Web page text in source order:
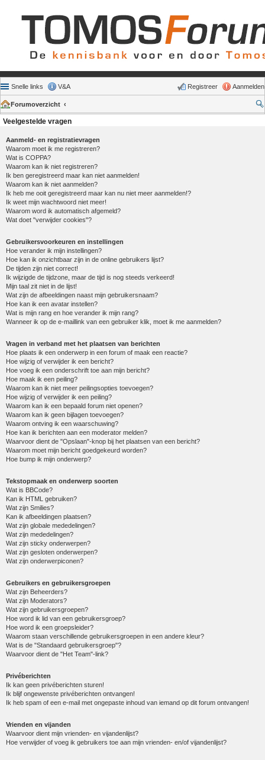
Snelle links V&A Aanmelden
Registreer
Forumoverzicht
Veelgestelde vragen
Aanmeld- en registratievragen
Waarom moet ik me registreren?
Wat is COPPA?
Waarom kan ik niet registreren?
Ik ben geregistreerd maar kan niet aanmelden!
Waarom kan ik niet aanmelden?
Ik heb me ooit geregistreerd maar kan nu niet meer aanmelden!?
Ik weet mijn wachtwoord niet meer!
Waarom word ik automatisch afgemeld?
Wat doet "verwijder cookies"?
Gebruikersvoorkeuren en instellingen
Hoe verander ik mijn instellingen?
Hoe kan ik onzichtbaar zijn in de online gebruikers lijst?
De tijden zijn niet correct!
Ik wijzigde de tijdzone, maar de tijd is nog steeds verkeerd!
Mijn taal zit niet in de lijst!
Wat zijn de afbeeldingen naast mijn gebruikersnaam?
Hoe kan ik een avatar instellen?
Wat is mijn rang en hoe verander ik mijn rang?
Wanneer ik op de e-maillink van een gebruiker klik, moet ik me aanmelden?
Vragen in verband met het plaatsen van berichten
Hoe plaats ik een onderwerp in een forum of maak een reactie?
Hoe wijzig of verwijder ik een bericht?
Hoe voeg ik een onderschrift toe aan mijn bericht?
Hoe maak ik een peiling?
Waarom kan ik niet meer peilingsopties toevoegen?
Hoe wijzig of verwijder ik een peiling?
Waarom kan ik een bepaald forum niet openen?
Waarom kan ik geen bijlagen toevoegen?
Waarom ontving ik een waarschuwing?
Hoe kan ik berichten aan een moderator melden?
Waarvoor dient de "Opslaan"-knop bij het plaatsen van een bericht?
Waarom moet mijn bericht goedgekeurd worden?
Hoe bump ik mijn onderwerp?
Tekstopmaak en onderwerp soorten
Wat is BBCode?
Kan ik HTML gebruiken?
Wat zijn Smilies?
Kan ik afbeeldingen plaatsen?
Wat zijn globale mededelingen?
Wat zijn mededelingen?
Wat zijn sticky onderwerpen?
Wat zijn gesloten onderwerpen?
Wat zijn onderwerpiconen?
Gebruikers en gebruikersgroepen
Wat zijn Beheerders?
Wat zijn Moderators?
Wat zijn gebruikersgroepen?
Hoe word ik lid van een gebruikersgroep?
Hoe word ik een groepsleider?
Waarom staan verschillende gebruikersgroepen in een andere kleur?
Wat is de "Standaard gebruikersgroep"?
Waarvoor dient de "Het Team"-link?
Privéberichten
Ik kan geen privéberichten sturen!
Ik blijf ongewenste privéberichten ontvangen!
Ik heb spam of een e-mail met ongepaste inhoud van iemand op dit forum ontvangen!
Vrienden en vijanden
Waarvoor dient mijn vrienden- en vijandenlijst?
Hoe verwijder of voeg ik gebruikers toe aan mijn vrienden- en/of vijandenlijst?